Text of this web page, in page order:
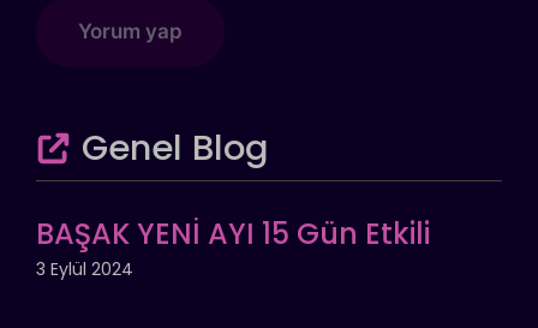
Genel Blog
BAŞAK YENİ AYI 15 Gün Etkili
3 Eylül 2024